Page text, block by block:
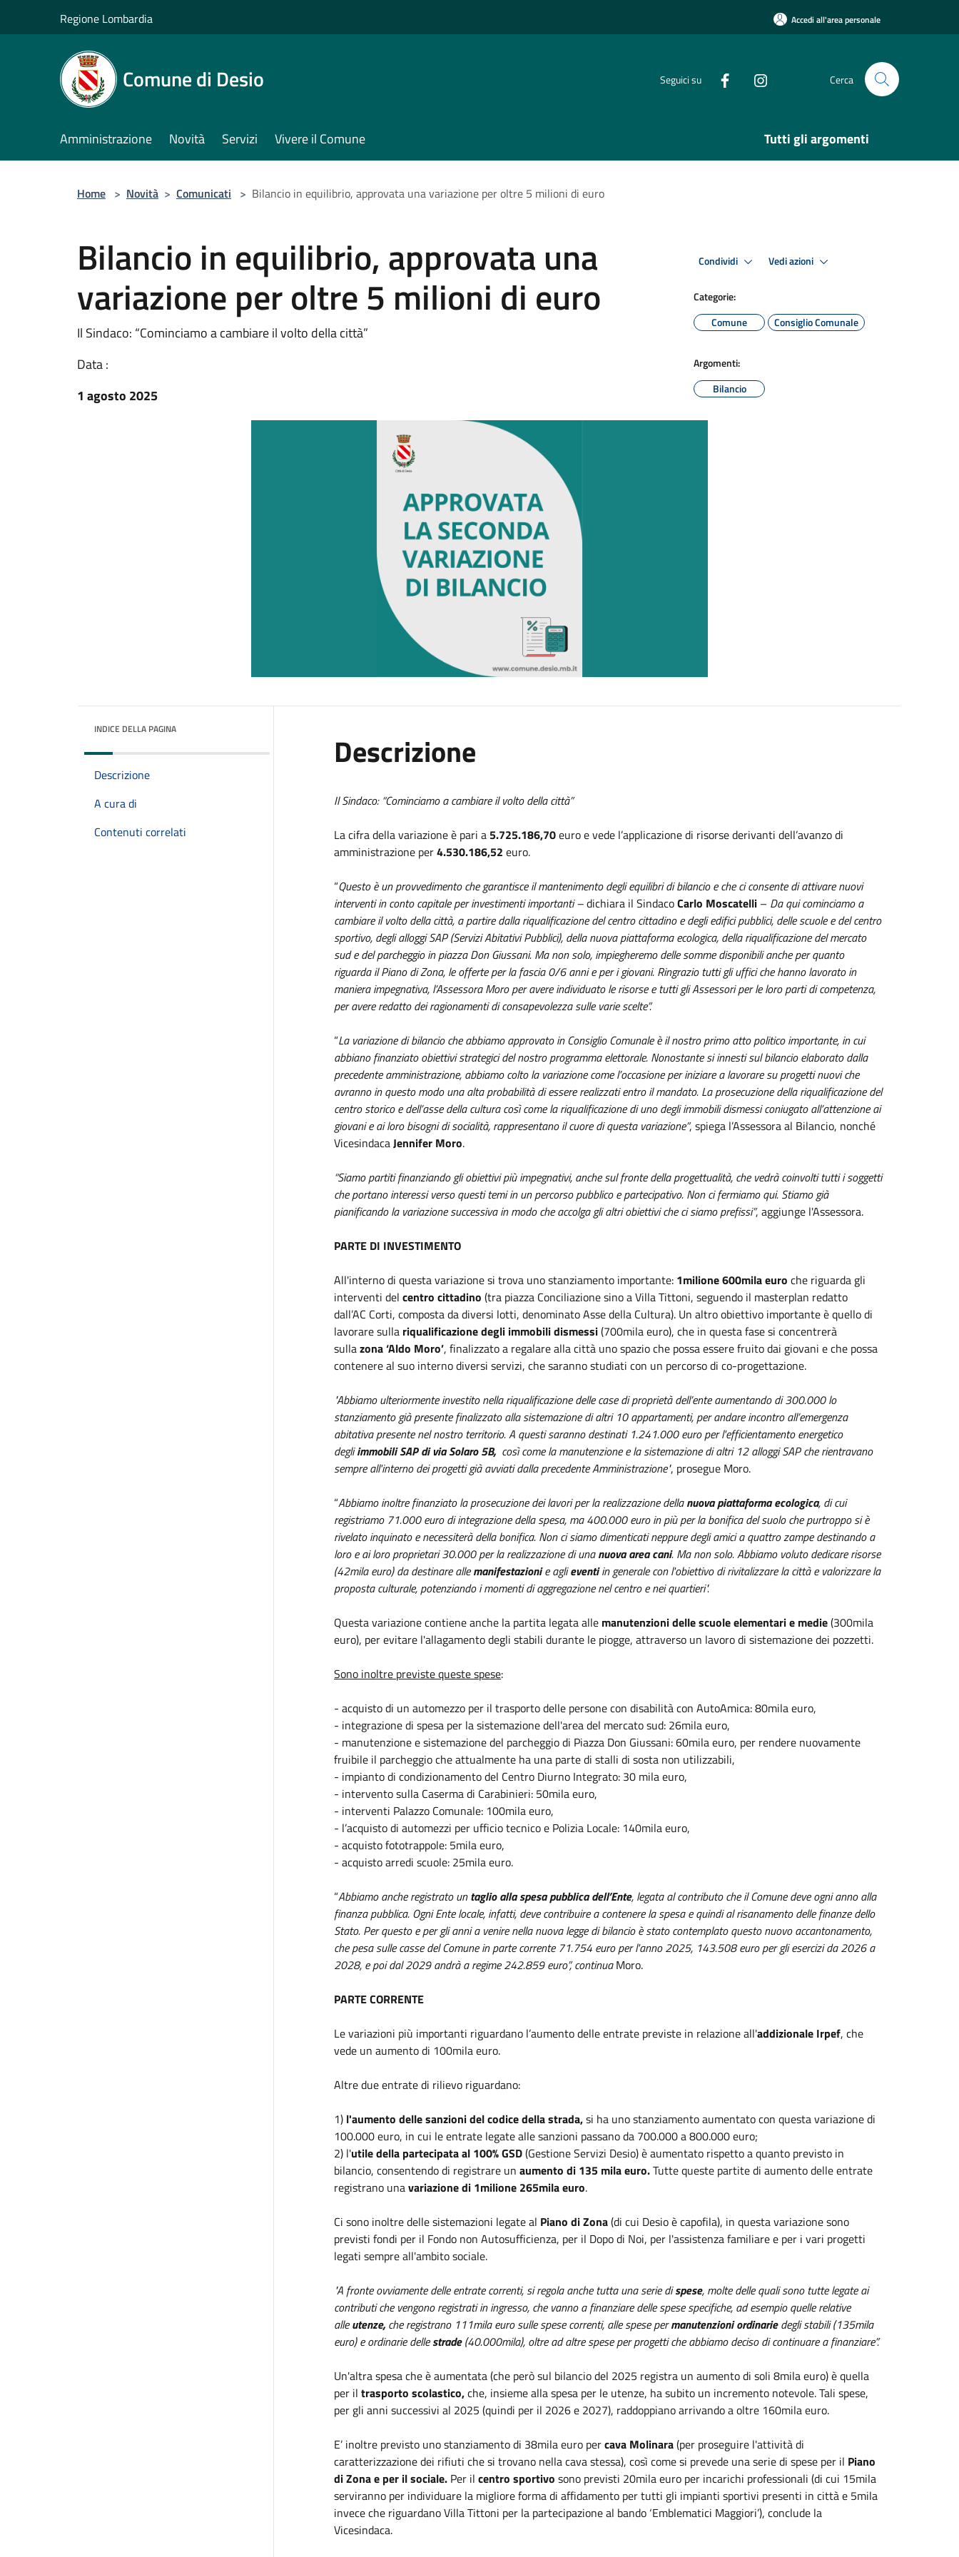
Regione Lombardia Accedi all'area personale
Comune di Desio Seguici su Cerca
Amministrazione Novità Servizi Vivere il Comune Tutti gli argomenti
Home > Novità > Comunicati > Bilancio in equilibrio, approvata una variazione per oltre 5 milioni di euro
Bilancio in equilibrio, approvata una
variazione per oltre 5 milioni di euro
Il Sindaco: “Cominciamo a cambiare il volto della città”
Data :
1 agosto 2025
Condividi Vedi azioni
Categorie:
Comune
Consiglio Comunale
Argomenti:
Bilancio
INDICE DELLA PAGINA
Descrizione
A cura di
Contenuti correlati
Descrizione
Il Sindaco: “Cominciamo a cambiare il volto della città”
La cifra della variazione è pari a 5.725.186,70euro e vede l’applicazione di risorse derivanti dell’avanzo di
amministrazione per4.530.186,52 euro.
“Questo è un provvedimento che garantisce il mantenimento degli equilibri di bilancio e che ci consente di attivare nuovi
interventi in conto capitale per investimenti importanti –dichiara il SindacoCarlo Moscatelli – Da qui cominciamo a
cambiare il volto della città, a partire dalla riqualificazione del centro cittadino e degli edifici pubblici, delle scuole e del centro
sportivo, degli alloggi SAP (Servizi Abitativi Pubblici), della nuova piattaforma ecologica, della riqualificazione del mercato
sud e del parcheggio in piazza Don Giussani. Ma non solo, impiegheremo delle somme disponibili anche per quanto
riguarda il Piano di Zona, le offerte per la fascia 0/6 anni e per i giovani. Ringrazio tutti gli uffici che hanno lavorato in
maniera impegnativa, l’Assessora Moro per avere individuato le risorse e tutti gli Assessori per le loro parti di competenza,
per avere redatto dei ragionamenti di consapevolezza sulle varie scelte”.
“La variazione di bilancio che abbiamo approvato in Consiglio Comunale è il nostro primo atto politico importante, in cui
abbiano finanziato obiettivi strategici del nostro programma elettorale. Nonostante si innesti sul bilancio elaborato dalla
precedente amministrazione, abbiamo colto la variazione come l’occasione per iniziare a lavorare su progetti nuovi che
avranno in questo modo una alta probabilità di essere realizzati entro il mandato. La prosecuzione della riqualificazione del
centro storico e dell’asse della cultura così come la riqualificazione di uno degli immobili dismessi coniugato all’attenzione ai
giovani e ai loro bisogni di socialità, rappresentano il cuore di questa variazione”, spiega l’Assessora al Bilancio, nonché
VicesindacaJennifer Moro.
“Siamo partiti finanziando gli obiettivi più impegnativi, anche sul fronte della progettualità, che vedrà coinvolti tutti i soggetti
che portano interessi verso questi temi in un percorso pubblico e partecipativo. Non ci fermiamo qui. Stiamo già
pianificando la variazione successiva in modo che accolga gli altri obiettivi che ci siamo prefissi”, aggiunge l'Assessora.
PARTE DI INVESTIMENTO
All'interno di questa variazione si trova uno stanziamento importante: 1milione 600mila euro che riguarda gli
interventi del centro cittadino (tra piazza Conciliazione sino a Villa Tittoni, seguendo il masterplan redatto
dall’AC Corti, composta da diversi lotti, denominato Asse della Cultura). Un altro obiettivo importante è quello di
lavorare sulla riqualificazione degli immobili dismessi(700mila euro), che in questa fase si concentrerà
sullazona ‘Aldo Moro’, finalizzato a regalare alla città uno spazio che possa essere fruito dai giovani e che possa
contenere al suo interno diversi servizi, che saranno studiati con un percorso di co-progettazione.
"Abbiamo ulteriormente investito nella riqualificazione delle case di proprietà dell’ente aumentando di 300.000 lo
stanziamento già presente finalizzato alla sistemazione di altri 10 appartamenti, per andare incontro all’emergenza
abitativa presente nel nostro territorio. A questi saranno destinati 1.241.000 euro per l'efficientamento energetico
degliimmobili SAP di via Solaro 5B,così come la manutenzione e la sistemazione di altri 12 alloggi SAP che rientravano
sempre all'interno dei progetti già avviati dalla precedente Amministrazione", prosegue Moro.
“Abbiamo inoltre finanziato la prosecuzione dei lavori per la realizzazione dellanuova piattaforma ecologica, di cui
registriamo 71.000 euro di integrazione della spesa, ma 400.000 euro in più per la bonifica del suolo che purtroppo si è
rivelato inquinato e necessiterà della bonifica. Non ci siamo dimenticati neppure degli amici a quattro zampe destinando a
loro e ai loro proprietari 30.000 per la realizzazione di unanuova area cani. Ma non solo. Abbiamo voluto dedicare risorse
(42mila euro) da destinare allemanifestazionie aglieventiin generale con l'obiettivo di rivitalizzare la città e valorizzare la
proposta culturale, potenziando i momenti di aggregazione nel centro e nei quartieri".
Questa variazione contiene anche la partita legata alle manutenzioni delle scuole elementari e medie(300mila
euro), per evitare l'allagamento degli stabili durante le piogge, attraverso un lavoro di sistemazione dei pozzetti.
Sono inoltre previste queste spese:
- acquisto di un automezzo per il trasporto delle persone con disabilità con AutoAmica: 80mila euro,
- integrazione di spesa per la sistemazione dell'area del mercato sud: 26mila euro,
- manutenzione e sistemazione del parcheggio di Piazza Don Giussani: 60mila euro, per rendere nuovamente
fruibile il parcheggio che attualmente ha una parte di stalli di sosta non utilizzabili,
- impianto di condizionamento del Centro Diurno Integrato: 30 mila euro,
- intervento sulla Caserma di Carabinieri: 50mila euro,
- interventi Palazzo Comunale: 100mila euro,
- l’acquisto di automezzi per ufficio tecnico e Polizia Locale: 140mila euro,
- acquisto fototrappole: 5mila euro,
- acquisto arredi scuole: 25mila euro.
“Abbiamo anche registrato untaglio alla spesa pubblica dell’Ente, legata al contributo che il Comune deve ogni anno alla
finanza pubblica. Ogni Ente locale, infatti, deve contribuire a contenere la spesa e quindi al risanamento delle finanze dello
Stato. Per questo e per gli anni a venire nella nuova legge di bilancio è stato contemplato questo nuovo accantonamento,
che pesa sulle casse del Comune in parte corrente 71.754 euro per l'anno 2025, 143.508 euro per gli esercizi da 2026 a
2028, e poi dal 2029 andrà a regime 242.859 euro”, continuaMoro.
PARTE CORRENTE
Le variazioni più importanti riguardano l’aumento delle entrate previste in relazione all'addizionale Irpef, che
vede un aumento di 100mila euro.
Altre due entrate di rilievo riguardano:
1) l'aumento delle sanzioni del codice della strada,si ha uno stanziamento aumentato con questa variazione di
100.000 euro, in cui le entrate legate alle sanzioni passano da 700.000 a 800.000 euro;
2) l'utile della partecipata al 100% GSD(Gestione Servizi Desio) è aumentato rispetto a quanto previsto in
bilancio, consentendo di registrare un aumento di 135 mila euro.Tutte queste partite di aumento delle entrate
registrano unavariazione di 1milione 265mila euro.
Ci sono inoltre delle sistemazioni legate al Piano di Zona(di cui Desio è capofila), in questa variazione sono
previsti fondi per il Fondo non Autosufficienza, per il Dopo di Noi, per l'assistenza familiare e per i vari progetti
legati sempre all'ambito sociale.
"A fronte ovviamente delle entrate correnti, si regola anche tutta una serie dispese, molte delle quali sono tutte legate ai
contributi che vengono registrati in ingresso, che vanno a finanziare delle spese specifiche, ad esempio quelle relative
alleutenze,che registrano 111mila euro sulle spese correnti, alle spese permanutenzioni ordinariedegli stabili (135mila
euro) e ordinarie dellestrade(40.000mila), oltre ad altre spese per progetti che abbiamo deciso di continuare a finanziare”.
Un'altra spesa che è aumentata (che però sul bilancio del 2025 registra un aumento di soli 8mila euro) è quella
per il trasporto scolastico,che, insieme alla spesa per le utenze, ha subito un incremento notevole. Tali spese,
per gli anni successivi al 2025 (quindi per il 2026 e 2027), raddoppiano arrivando a oltre 160mila euro.
E’ inoltre previsto uno stanziamento di 38mila euro percava Molinara(per proseguire l'attività di
caratterizzazione dei rifiuti che si trovano nella cava stessa), così come si prevede una serie di spese per il Piano
di Zona e per il sociale.Per il centro sportivo sono previsti 20mila euro per incarichi professionali (di cui 15mila
serviranno per individuare la migliore forma di affidamento per tutti gli impianti sportivi presenti in città e 5mila
invece che riguardano Villa Tittoni per la partecipazione al bando ‘Emblematici Maggiori’), conclude la
Vicesindaca.